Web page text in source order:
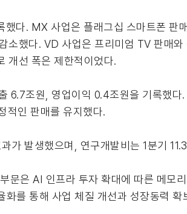
. MX 사업은 플래그십 스마트폰 판
했다. VD 사업은 프리미엄 TV 판매
개선 폭은 제한적이었다.
조원, 영업이익 0.4조원을 기록했다
적인 판매를 유지했다.
가 발생했으며, 연구개발비는 1분기
은 AI 인프라 투자 확대에 따른 메모
를 통해 사업 체질 개선과 성장동력